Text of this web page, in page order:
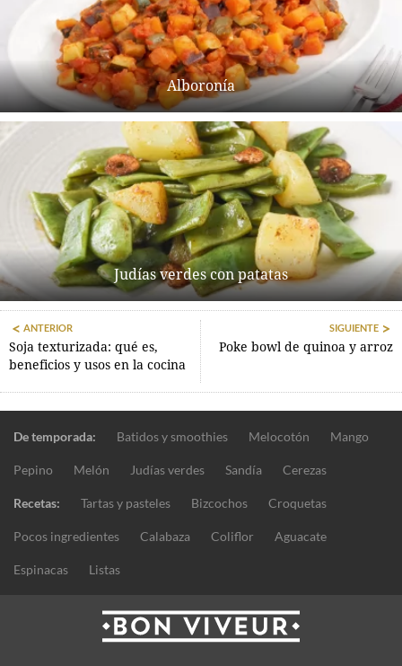
Alboronía
Judías verdes con patatas
ANTERIOR
Soja texturizada: qué es,
beneficios y usos en la cocina
SIGUIENTE
Poke bowl de quinoa y arroz
De temporada: Batidos y smoothies Melocotón Mango
Pepino Melón Judías verdes Sandía Cerezas
Recetas: Tartas y pasteles Bizcochos Croquetas
Pocos ingredientes Calabaza Coliflor Aguacate
Espinacas Listas